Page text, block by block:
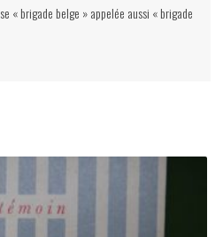
« brigade belge » appelée aussi « brigade